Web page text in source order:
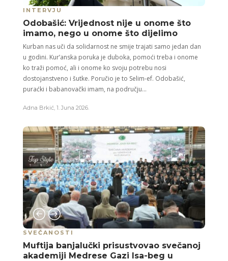
INTERVJU
Odobašić: Vrijednost nije u onome što
imamo, nego u onome što dijelimo
Kurban nas uči da solidarnost ne smije trajati samo jedan dan
u godini. Kur’anska poruka je duboka, pomoći treba i onome
ko traži pomoć, ali i onome ko svoju potrebu nosi
dostojanstveno i šutke. Poručio je to Selim-ef. Odobašić,
puraćki i babanovački imam, na području...
Adna Brkić, 1. Juna 2026.
SVEČANOSTI
Muftija banjalučki prisustvovao svečanoj
akademiji Medrese Gazi Isa-beg u